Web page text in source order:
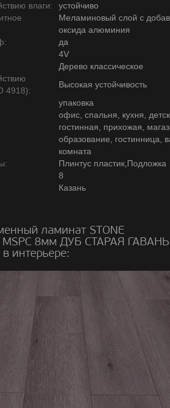
влаги:
устойчиво
Меламиновый слой с
оксида алюминия
да
4V
Дерево классическое
4918):
Высокая устойчивость
упаковка
офис, спальня, кухня,
гостинная, прихожая,
образование, гостинница,
комната
Плинтус пластик,Подложка
8
Казань
ламинат STONE
MSPC 8мм ДУБ СТАРАЯ ГАВАНЬ
интерьере: